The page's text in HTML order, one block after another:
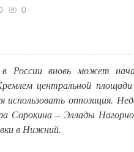
0
в России вновь может
центральной
использовать оппозиция.
Сорокина – Эллады
в Нижний.